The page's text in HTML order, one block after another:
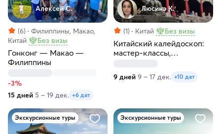
Алексей С.
(6)
Филиппины, Макао,
Китай
Без визы
Гонконг — Макао —
Филиппины
-3%
15 дней 5 – 19 дек. +6 дат
Люсинэ К.
(1) Китай Без визы
Китайский калейдоскоп:
мастер-классы,
пейзажи
9 дней 9 – 17 дек. +10 дат
Экскурсионные туры Экскурсионные туры